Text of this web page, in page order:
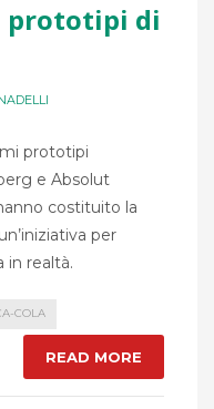
prototipi di
prototipi
e Absolut
costituito la
per
in realtà.
COLA
READ MORE